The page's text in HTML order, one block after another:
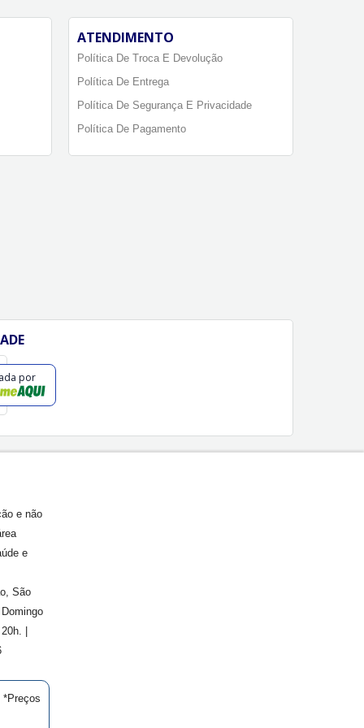
ATENDIMENTO
Política De Troca E Devolução
Política De Entrega
Política De Segurança E Privacidade
Política De Pagamento
por
e não
e
São
|